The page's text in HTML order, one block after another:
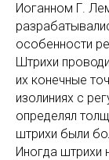
Иоганном Г.
особенности
Штрихи
их конечные
изолиниях с
определял
штрихи были
Иногда штрихи